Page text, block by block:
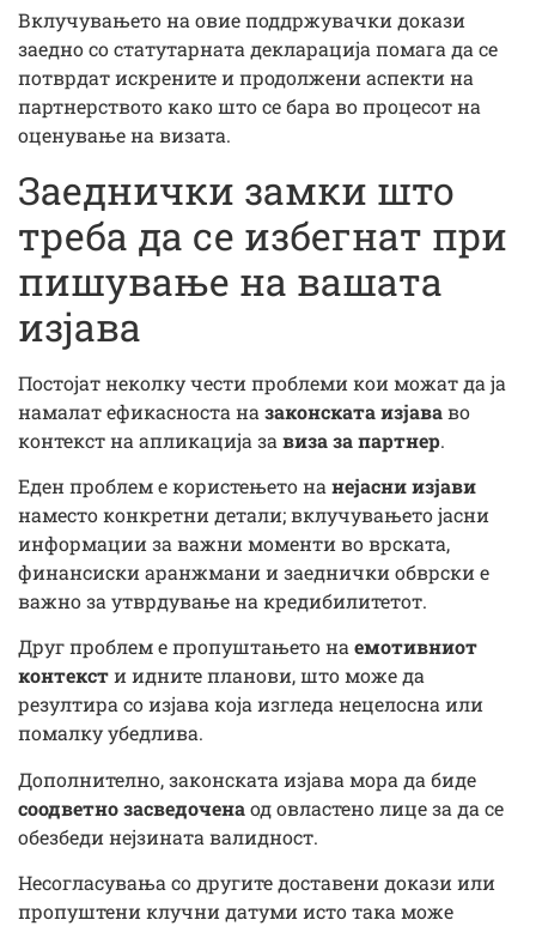
Вклучувањето на овие поддржувачки докази
заедно со статутарната декларација помага да се
потврдат искрените и продолжени аспекти на
партнерството како што се бара во процесот на
оценување на визата.
Заеднички замки што
треба да се избегнат при
пишување на вашата
изјава
Постојат неколку чести проблеми кои можат да ја
намалат ефикасноста на законската изјававо
контекст на апликација за виза за партнер.
Еден проблем е користењето на нејасни изјави
наместо конкретни детали; вклучувањето јасни
информации за важни моменти во врската,
финансиски аранжмани и заеднички обврски е
важно за утврдување на кредибилитетот.
Друг проблем е пропуштањето наемотивниот
контексти идните планови, што може да
резултира со изјава која изгледа нецелосна или
помалку убедлива.
Дополнително, законската изјава мора да биде
соодветно засведоченаод овластено лице за да се
обезбеди нејзината валидност.
Несогласувања со другите доставени докази или
пропуштени клучни датуми исто така може